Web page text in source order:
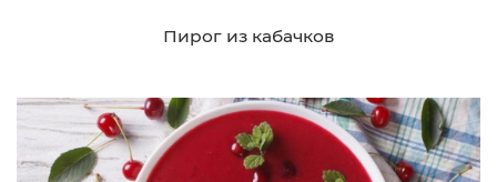
Пирог из кабачков